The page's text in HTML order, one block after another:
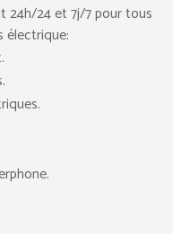
24h/24 et 7j/7 pour tous
électrique: